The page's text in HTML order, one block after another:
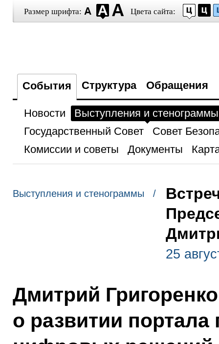
Размер шрифта: Цвета сайта:
События Структура Обращения
Новости
Выступления и стенограммы
Государственный Совет
Совет
Комиссии и советы
Документы
Выступления и стенограммы /
25
Дмитрий
о развитии портала